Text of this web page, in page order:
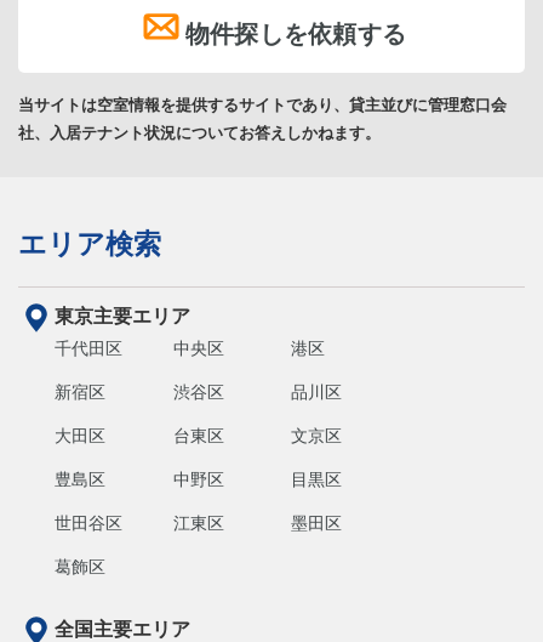
物件探しを依頼する
当サイトは空室情報を提供するサイトであり、貸主並びに管理窓口会
社、入居テナント状況についてお答えしかねます。
エリア検索
東京主要エリア
千代田区 中央区 港区
新宿区 渋谷区 品川区
大田区 台東区 文京区
豊島区 中野区 目黒区
世田谷区 江東区 墨田区
葛飾区
全国主要エリア